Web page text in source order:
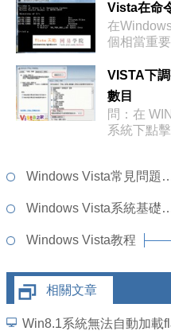
Vista在命
在
個相當重
VISTA下
數目
問：在
系統下點
Windows Vista常
Windows Vista系
Windows Vista教程
相關文章
Win8.1系統無法自動加載